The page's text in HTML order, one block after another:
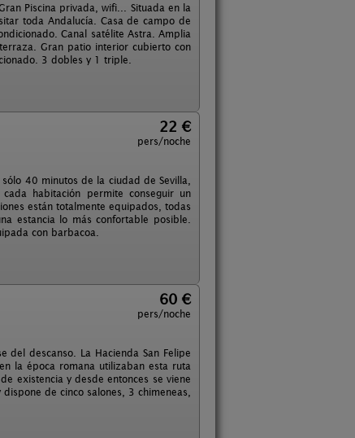
Piscina privada, wifi... Situada en la
toda Andalucía. Casa de campo de
Canal satélite Astra. Amplia
Gran patio interior cubierto con
3 dobles y 1 triple.
22 €
pers/noche
40 minutos de la ciudad de Sevilla,
habitación permite conseguir un
están totalmente equipados, todas
estancia lo más confortable posible.
con barbacoa.
60 €
pers/noche
descanso. La Hacienda San Felipe
la época romana utilizaban esta ruta
existencia y desde entonces se viene
de cinco salones, 3 chimeneas,